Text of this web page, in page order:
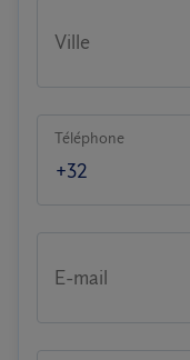
Ville
Téléphone
E-mail